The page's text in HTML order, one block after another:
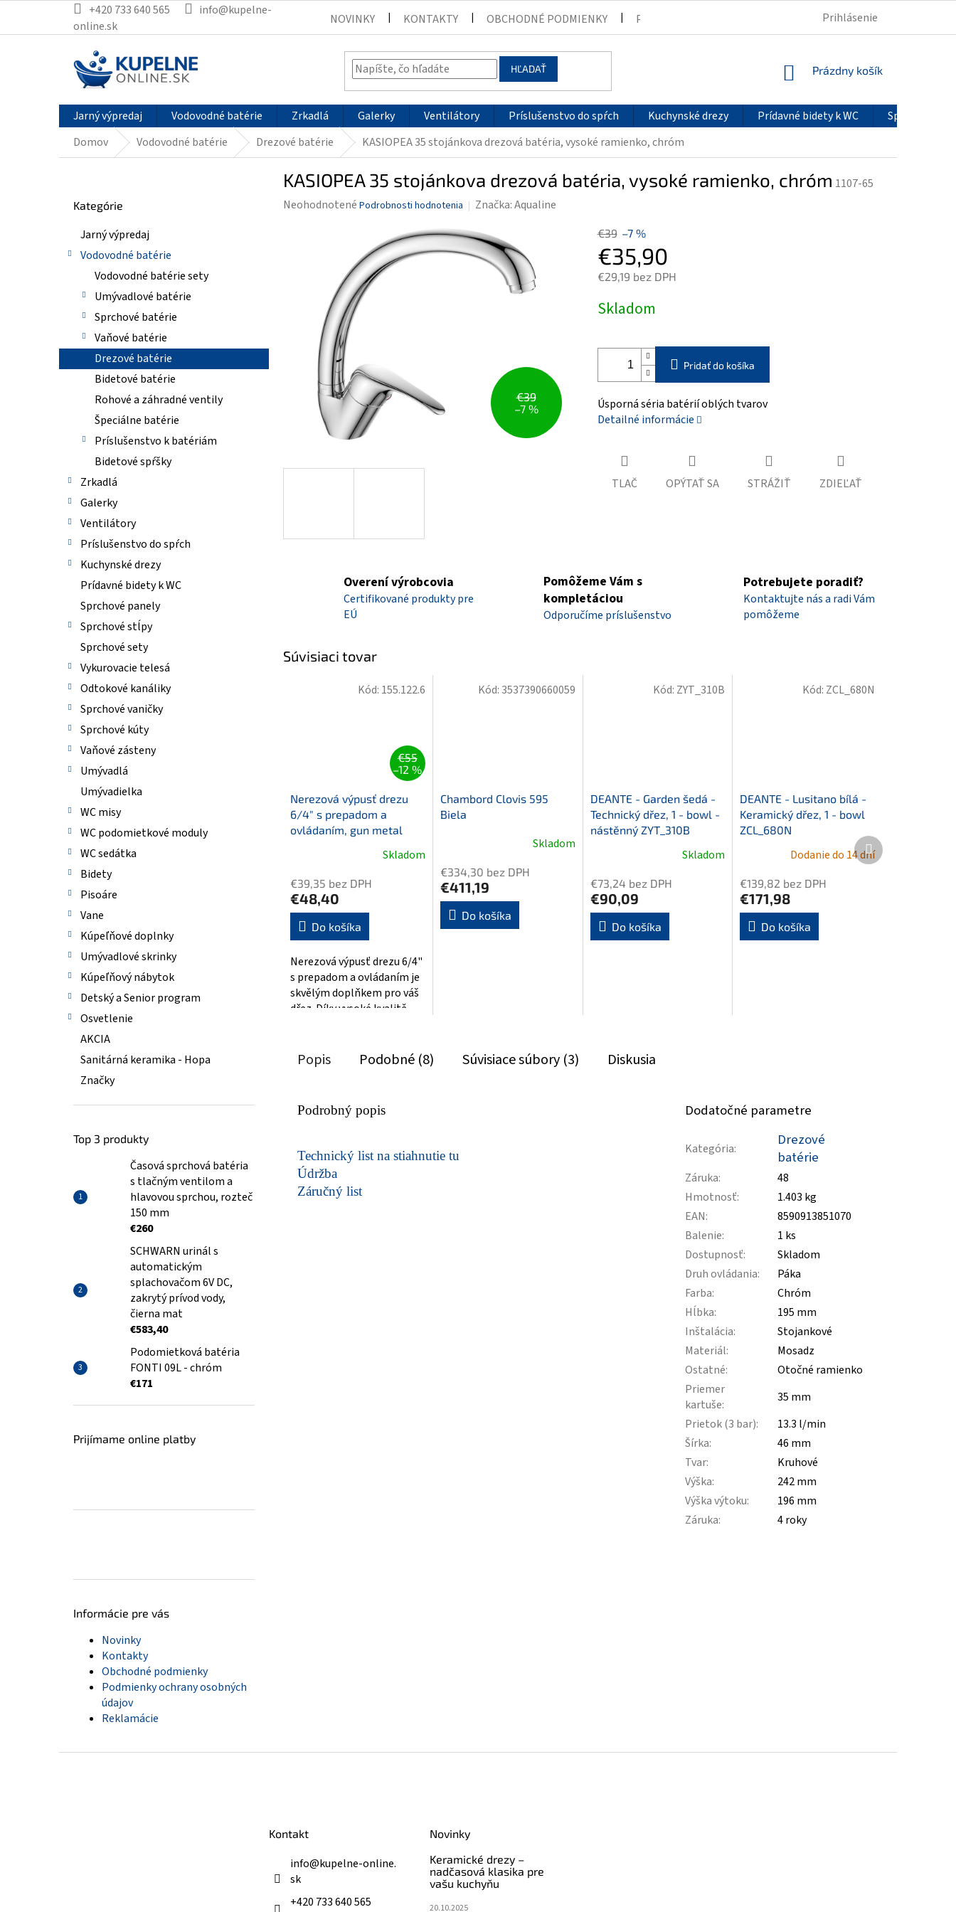
obsah
+420 733 640 565
info@kupelne-
online.sk
NOVINKY KONTAKTY OBCHODNÉ PODMIENKY PODMIENKY OCHRANY OSOBNÝCH ÚDAJOV REKLAMÁCIE
Prihlásenie
HĽADAŤ
NÁKUPNÝ
Prázdny košík
Jarný výpredaj Vodovodné batérie Zrkadlá Galerky Ventilátory Príslušenstvo do spŕch Kuchynské drezy Prídavné bidety k WC
Sprchové
Domov
Vodovodné batérie Drezové batérie KASIOPEA 35 stojánkova drezová batéria, vysoké ramienko, chróm
kategórie
Kategórie
Jarný výpredaj
Vodovodné batérie
Vodovodné batérie sety
Umývadlové batérie
Sprchové batérie
Vaňové batérie
Drezové batérie
Bidetové batérie
Rohové a záhradné ventily
Špeciálne batérie
Príslušenstvo k batériám
Bidetové spŕšky
Zrkadlá
Galerky
Ventilátory
Príslušenstvo do spŕch
Kuchynské drezy
Prídavné bidety k WC
Sprchové panely
Sprchové stĺpy
Sprchové sety
Vykurovacie telesá
Odtokové kanáliky
Sprchové vaničky
Sprchové kúty
Vaňové zásteny
Umývadlá
Umývadielka
WC misy
WC podomietkové moduly
WC sedátka
Bidety
Pisoáre
Vane
Kúpeľňové doplnky
Umývadlové skrinky
Kúpeľňový nábytok
Detský a Senior program
Osvetlenie
AKCIA
Sanitárná keramika - Hopa
Značky
Top 3 produkty
Časová sprchová batéria
s tlačným ventilom a
hlavovou sprchou, rozteč
150 mm
€260
SCHWARN urinál s
automatickým
splachovačom 6V DC,
zakrytý prívod vody,
čierna mat
€583,40
Podomietková batéria
FONTI 09L - chróm
€171
Prijímame online platby
Informácie pre vás
Novinky
Kontakty
Obchodné podmienky
Podmienky ochrany osobných
údajov
Reklamácie
KASIOPEA 35 stojánkova drezová batéria, vysoké ramienko, chróm 1107-65
Priemerné
hviezdičiek.
Neohodnotené Podrobnosti hodnotenia Značka:Aqualine
€39
–7 %
€39 –7 %
€35,90
€29,19 bez DPH
cena:
Skladom
Pridať do košíka
Úsporná séria batérií oblých tvarov
Detailné informácie
TLAČ OPÝTAŤ SA STRÁŽIŤ ZDIEĽAŤ
Overení výrobcovia
Certifikované produkty pre
EÚ
Pomôžeme Vám s
kompletáciou
Odporučíme príslušenstvo
Potrebujete poradiť?
Kontaktujte nás a radi Vám
pomôžeme
Súvisiaci tovar
€55
–12 %
Nerezová výpusť drezu
6/4" s prepadom a
ovládaním, gun metal
Skladom
€39,35 bez DPH
€48,40
Do košíka
Nerezová výpusť drezu 6/4"
s prepadom a ovládaním je
skvělým doplňkem pro váš
dřez. Díky vysoké kvalitě
Kód: 155.122.6
Chambord Clovis 595
Biela
Skladom
€334,30 bez DPH
€411,19
Do košíka
Kód: 3537390660059
DEANTE - Garden šedá -
Technický dřez, 1 - bowl -
nástěnný ZYT_310B
Skladom
€73,24 bez DPH
€90,09
Do košíka
Kód: ZYT_310B
DEANTE - Lusitano bílá -
Keramický dřez, 1 - bowl
ZCL_680N
Dodanie do 14 dní
€139,82 bez DPH
€171,98
Do košíka
Kód: ZCL_680N
Ďalší
produkt
Popis Podobné (8) Súvisiace súbory (3) Diskusia
Podrobný popis
Technický list na stiahnutie tu
Údržba
Záručný list
Dodatočné parametre
Kategória:
Drezové
batérie
Záruka:
48
Hmotnosť:
1.403 kg
EAN:
8590913851070
Balenie:
1 ks
Dostupnosť:
Skladom
Druh ovládania:
Páka
Farba:
Chróm
Hĺbka:
195 mm
Inštalácia:
Stojankové
Materiál:
Mosadz
Ostatné:
Otočné ramienko
Priemer
kartuše:
35 mm
Prietok (3 bar):
13.3 l/min
Šírka:
46 mm
Tvar:
Kruhové
Výška:
242 mm
Výška výtoku:
196 mm
Záruka: 4 roky
Kontakt
info@kupelne-online.
sk
+420 733 640 565
Novinky
Keramické drezy –
nadčasová klasika pre
vašu kuchyňu
20.10.2025